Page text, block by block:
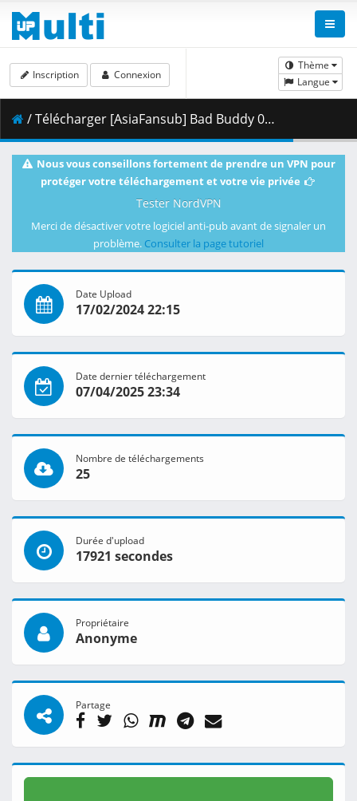
Thème
Langue
Inscription Connexion
/ Télécharger [AsiaFansub] Bad Buddy 02 vostfr.mp4 ( 1.56 GB )
Nous vous conseillons fortement de prendre un VPN pour
protéger votre téléchargement et votre vie privée
Tester NordVPN
Merci de désactiver votre logiciel anti-pub avant de signaler un
problème. Consulter la page tutoriel
Date Upload
17/02/2024 22:15
Date dernier téléchargement
07/04/2025 23:34
Nombre de téléchargements
25
Durée d'upload
17921 secondes
Propriétaire
Anonyme
Partage